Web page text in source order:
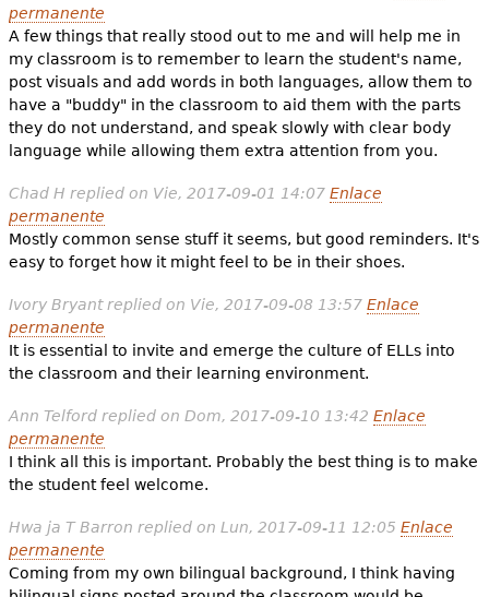
permanente
A few things that really stood out to me and will help me in
my classroom is to remember to learn the student's name,
post visuals and add words in both languages, allow them to
have a "buddy" in the classroom to aid them with the parts
they do not understand, and speak slowly with clear body
language while allowing them extra attention from you.
Chad H replied on Vie, 2017-09-01 14:07 Enlace
permanente
Mostly common sense stuff it seems, but good reminders. It's
easy to forget how it might feel to be in their shoes.
Ivory Bryantreplied on Vie, 2017-09-08 13:57 Enlace
permanente
It is essential to invite and emerge the culture of ELLs into
the classroom and their learning environment.
Ann Telfordreplied on Dom, 2017-09-10 13:42 Enlace
permanente
I think all this is important. Probably the best thing is to make
the student feel welcome.
Hwa ja T Barron replied on Lun, 2017-09-11 12:05 Enlace
permanente
Coming from my own bilingual background, I think having